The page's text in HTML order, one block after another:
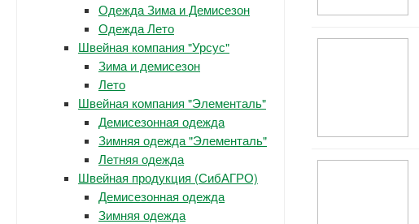
Одежда Зима и Демисезон
Одежда Лето
Швейная компания "Урсус"
Зима и демисезон
Лето
Швейная компания "Элементаль"
Демисезонная одежда
Зимняя одежда "Элементаль"
Летняя одежда
Швейная продукция (СибАГРО)
Демисезонная одежда
Зимняя одежда